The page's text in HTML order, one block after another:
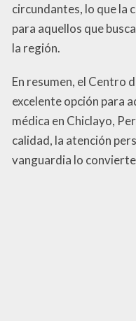
circundantes, lo que la
para aquellos que
la región.
En resumen, el Centro
excelente opción para
médica en Chiclayo,
calidad, la atención
vanguardia lo